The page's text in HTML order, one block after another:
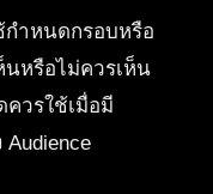
ำหนดกรอบหรือ
นหรือไม่ควรเห็น
วรใช้เมื่อมี